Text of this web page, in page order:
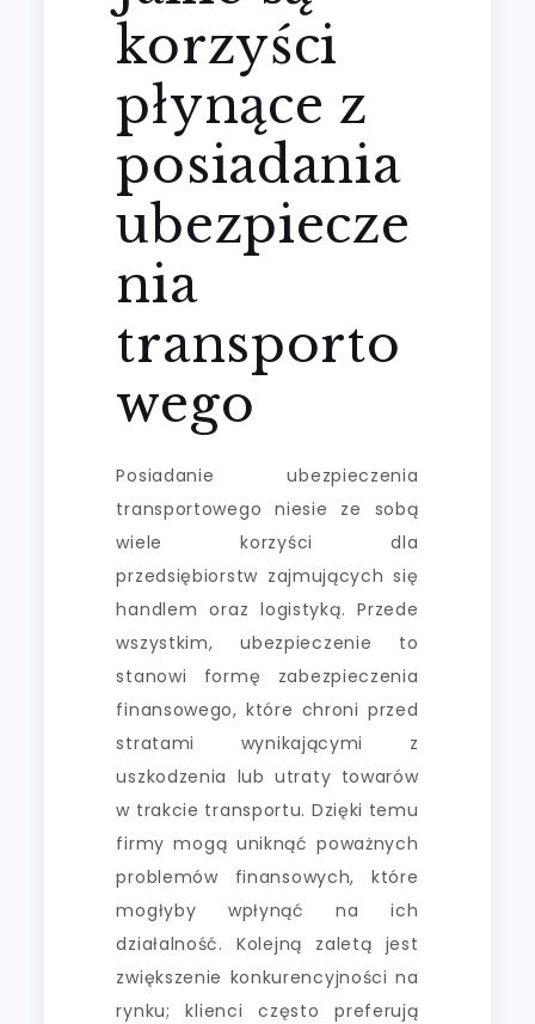
korzyści
płynące z
posiadania
ubezpiecze
nia
transporto
wego
Posiadanie ubezpieczenia
transportowego niesie ze sobą
wiele korzyści dla
przedsiębiorstw zajmujących się
handlem oraz logistyką. Przede
wszystkim, ubezpieczenie to
stanowi formę zabezpieczenia
finansowego, które chroni przed
stratami wynikającymi z
uszkodzenia lub utraty towarów
w trakcie transportu. Dzięki temu
firmy mogą uniknąć poważnych
problemów finansowych, które
mogłyby wpłynąć na ich
działalność. Kolejną zaletą jest
zwiększenie konkurencyjności na
rynku; klienci często preferują